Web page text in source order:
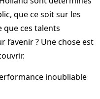
que ce soit sur les
que ces talents
? Une chose est
inoubliable